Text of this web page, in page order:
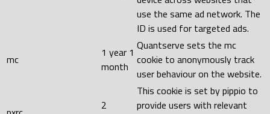
use the same ad network. The
ID is used for targeted ads.
mc
1 year 1
month
Quantserve sets the mc
cookie to anonymously track
user behaviour on the website.
2
This cookie is set by pippio to
provide users with relevant